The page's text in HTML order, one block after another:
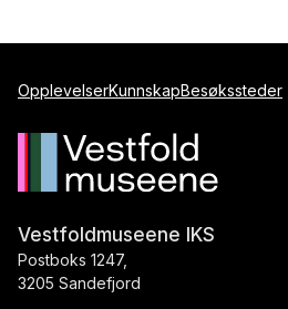
OpplevelserKunnskapBesøkssteder
Vestfoldmuseene IKS
Postboks 1247,
3205 Sandefjord